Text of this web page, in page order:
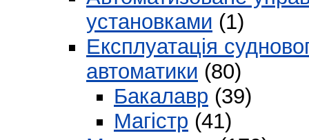
установками (1)
Експлуатація
автоматики (80)
Бакалавр (39)
Магістр (41)